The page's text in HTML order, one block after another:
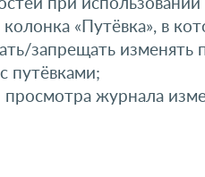
«Путёвка», в
запрещать
путёвками;
журнала